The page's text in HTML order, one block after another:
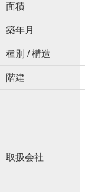
面積
築年月
種別 / 構造
階建
取扱会社